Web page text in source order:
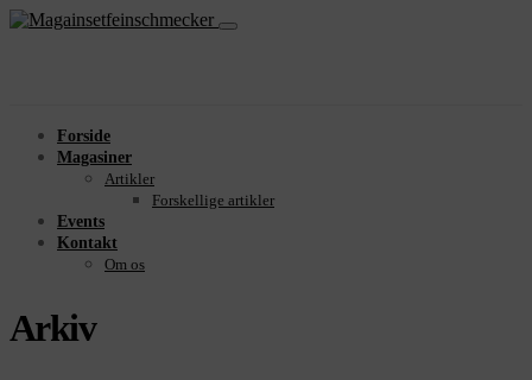
Forside
Magasiner
Artikler
Forskellige artikler
Events
Kontakt
Om os
Arkiv